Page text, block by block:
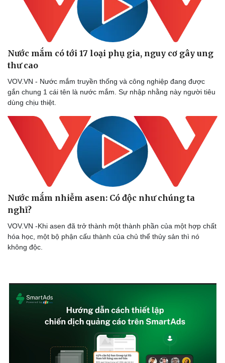
Nước mắm có tới 17 loại phụ gia, nguy cơ gây ung
thư cao
VOV.VN - Nước mắm truyền thống và công nghiệp đang được
gắn chung 1 cái tên là nước mắm. Sự nhập nhằng này người tiêu
dùng chịu thiệt.
Nước mắm nhiễm asen: Có độc như chúng ta
nghĩ?
VOV.VN -Khi asen đã trở thành một thành phần của một hợp chất
hóa học, một bộ phận cấu thành của chủ thể thủy sản thì nó
không độc.